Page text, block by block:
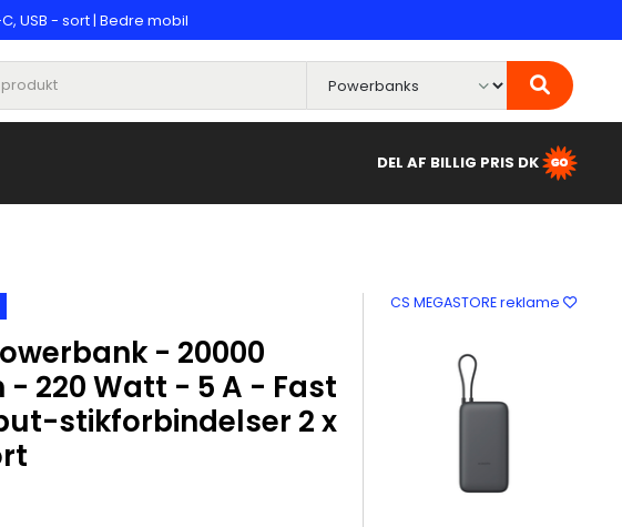
USB - sort | Bedre mobil
DEL AF BILLIG PRIS DK
- 20000
- 220 Watt - 5 A - Fast
stikforbindelser 2 x
CS MEGASTORE reklame